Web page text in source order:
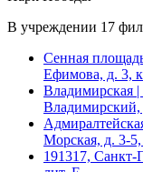
В учреждении 17
Сенная
Ефимова, д. 3,
Владимирская
Владимирский,
Морская, д. 3-
191317, Санкт-